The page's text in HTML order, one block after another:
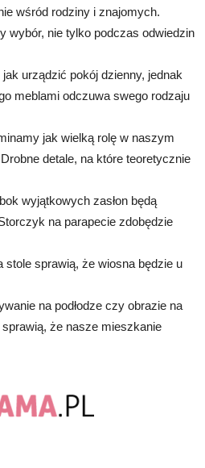
wśród rodziny i znajomych.
wybór, nie tylko podczas odwiedzin
urządzić pokój dzienny, jednak
meblami odczuwa swego rodzaju
jak wielką rolę w naszym
detale, na które teoretycznie
wyjątkowych zasłon będą
na parapecie zdobędzie
stole sprawią, że wiosna będzie u
na podłodze czy obrazie na
że nasze mieszkanie